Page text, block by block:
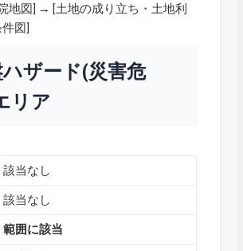
地図
] → [土地の成り立ち・土地利
図]
ザード(災害危
リア
該当なし
該当なし
範囲に該当